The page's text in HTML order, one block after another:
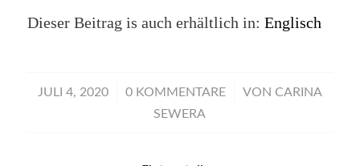
Dieser Beitrag is auch erhältlich in: Englisch
JULI 4, 2020
/ 0 KOMMENTARE
/ VON CARINA
SEWERA